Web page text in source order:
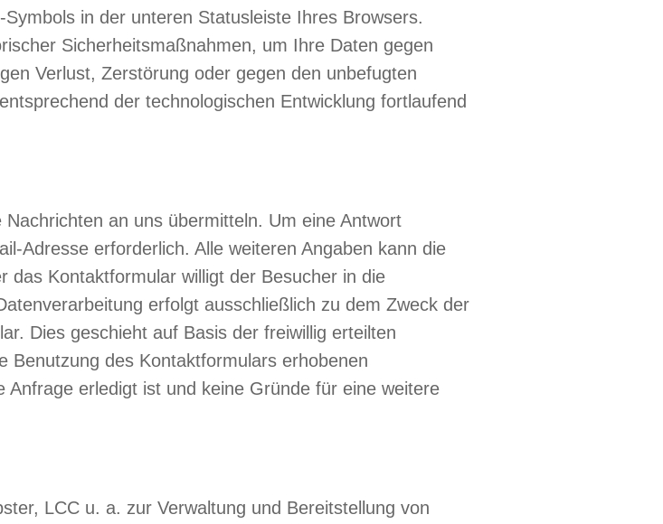
in der unteren Statusleiste Ihres Browsers.
Sicherheitsmaßnahmen, um Ihre Daten gegen
Verlust, Zerstörung oder gegen den unbefugten
der technologischen Entwicklung fortlaufend
an uns übermitteln. Um eine Antwort
Adresse erforderlich. Alle weiteren Angaben kann die
das Kontaktformular willigt der Besucher in die
erfolgt ausschließlich zu dem Zweck der
Dies geschieht auf Basis der freiwillig erteilten
Benutzung des Kontaktformulars erhobenen
erledigt ist und keine Gründe für eine weitere
LCC u. a. zur Verwaltung und Bereitstellung von